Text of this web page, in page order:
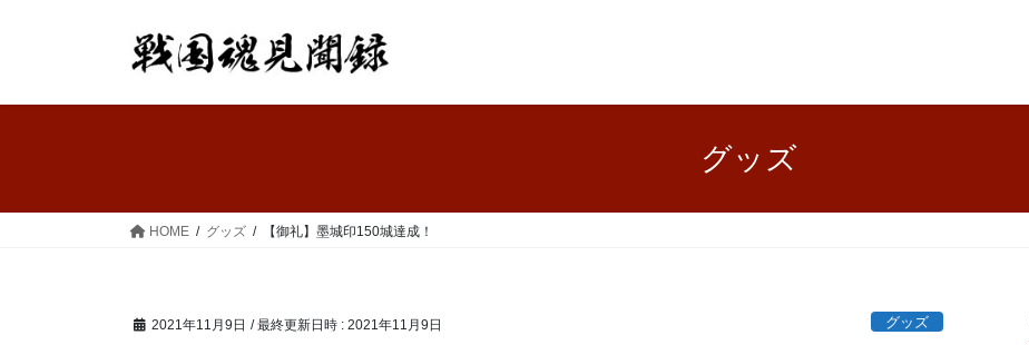
グッズ
HOME グッズ 【御礼】墨城印150城達成！
2021年11月9日 / 最終更新日時 : 2021年11月9日 グッズ